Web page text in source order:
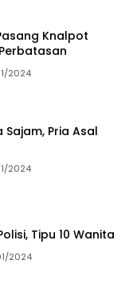
Knalpot
2024
Pria Asal
2024
Tipu 10 Wanita
2024